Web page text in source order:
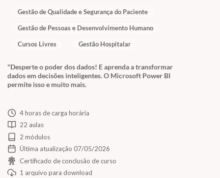
"Desperte o poder dos dados! E aprenda a transformar
dados em decisões inteligentes. O Microsoft Power BI
permite isso e muito mais.
Gestão de Qualidade e Segurança do Paciente
Gestão de Pessoas e Desenvolvimento Humano
Cursos Livres Gestão Hospitalar
4 horas de carga horária
22 aulas
2 módulos
Última atualização 07/05/2026
Certificado de conclusão de curso
1 arquivo para download